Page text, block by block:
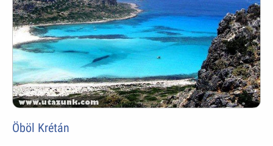
Öböl Krétán